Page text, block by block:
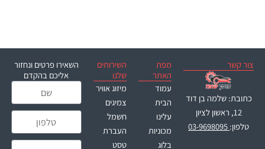
צור קשר
כתובת: שלמה בן דוד
12, ראשון לציון
טלפון: 03-9698095
מפת
האתר
עמוד
הבית
עלינו
מכוניות
בלוג
השירותים
שלנו
מיזוג אוויר
צמיגים
חשמל
העברת
טסט
השאירו פרטים ונחזור
אליכם בהקדם
שם
טלפון
נושא